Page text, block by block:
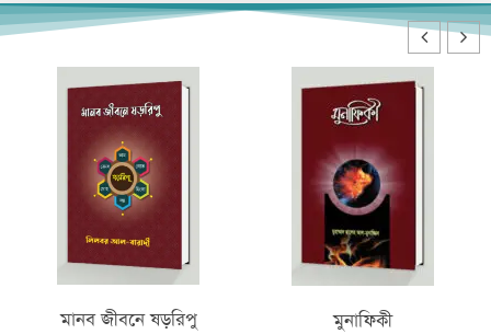
মুনাফিকী রামাযান ও ছিয়াম